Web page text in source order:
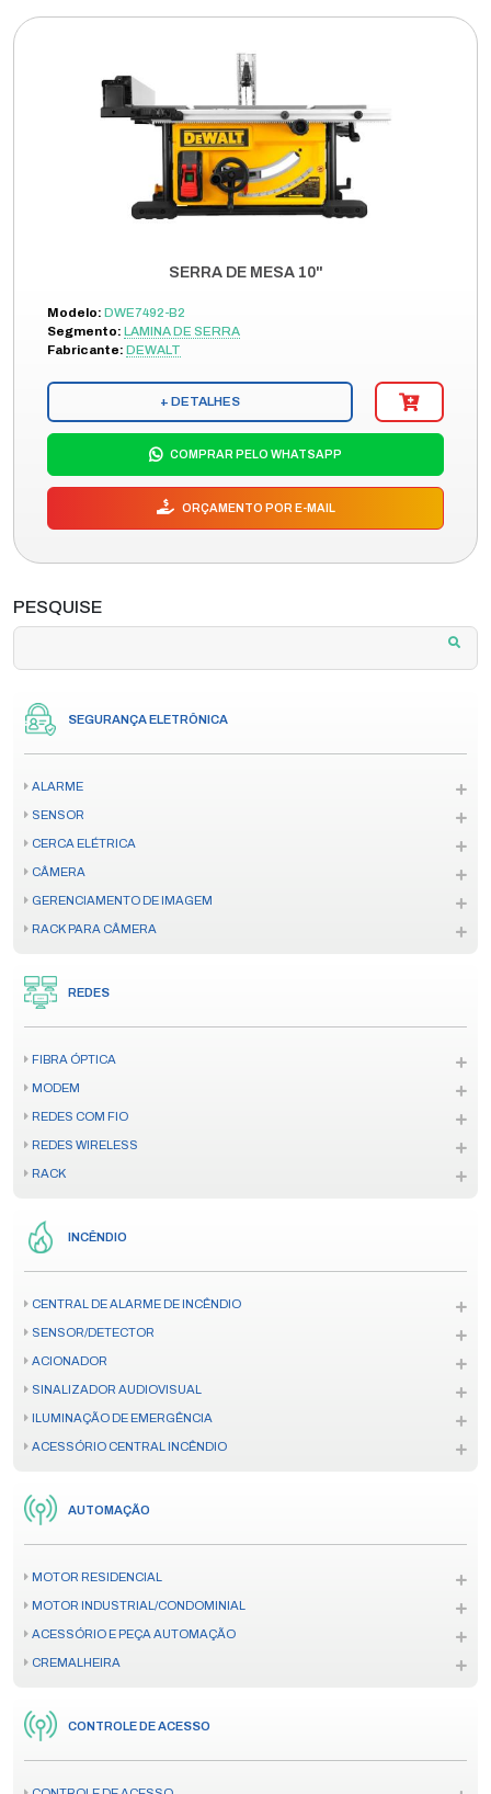
PESQUISE
SEGURANÇA ELETRÔNICA
ALARME
SENSOR
CERCA ELÉTRICA
CÂMERA
GERENCIAMENTO DE IMAGEM
RACK PARA CÂMERA
REDES
FIBRA ÓPTICA
MODEM
REDES COM FIO
REDES WIRELESS
RACK
INCÊNDIO
CENTRAL DE ALARME DE INCÊNDIO
SENSOR/DETECTOR
ACIONADOR
SINALIZADOR AUDIOVISUAL
ILUMINAÇÃO DE EMERGÊNCIA
ACESSÓRIO CENTRAL INCÊNDIO
AUTOMAÇÃO
MOTOR RESIDENCIAL
MOTOR INDUSTRIAL/CONDOMINIAL
ACESSÓRIO E PEÇA AUTOMAÇÃO
CREMALHEIRA
CONTROLE DE ACESSO
SERRA DE MESA 10"
Modelo: DWE7492-B2
Segmento: LAMINA DE SERRA
Fabricante: DEWALT
+ DETALHES
COMPRAR PELO WHATSAPP
ORÇAMENTO POR E-MAIL